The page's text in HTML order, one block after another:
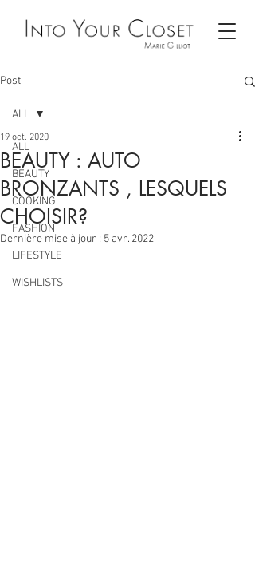
Post
ALL
BEAUTY
COOKING
FASHION
LIFESTYLE
WISHLISTS
ALL
BEAUTY : AUTO
BRONZANTS , LESQUELS
CHOISIR?
19 oct. 2020
Dernière mise à jour : 5 avr. 2022